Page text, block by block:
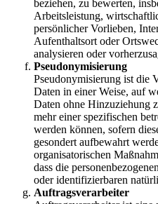
beziehen, zu bewerten,
Arbeitsleistung,
persönlicher Vorlieben,
Aufenthaltsort oder
analysieren oder
Pseudonymisierung
Pseudonymisierung ist die
Daten in einer Weise, auf
Daten ohne Hinzuziehung
mehr einer spezifischen
werden können, sofern
gesondert aufbewahrt
organisatorischen
dass die
oder identifizierbaren
Auftragsverarbeiter